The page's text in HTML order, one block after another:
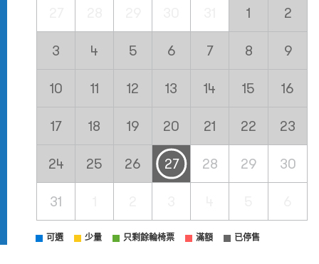
1 2
3 4 5 6 7 8 9
10 11 12 13 14 15 16
17 18 19 20 21 22 23
24 25 26 27 28 29 30
31
可選 少量 只剩餘輪椅票 滿額 已停售